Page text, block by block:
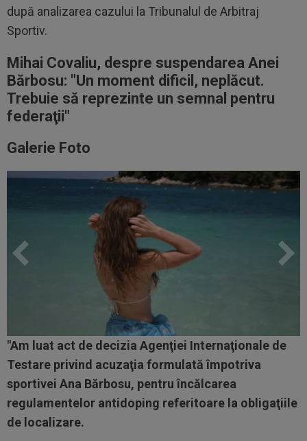
după analizarea cazului la Tribunalul de Arbitraj
Sportiv.
Mihai Covaliu, despre suspendarea Anei
Bărbosu: "Un moment dificil, neplăcut.
Trebuie să reprezinte un semnal pentru
federaţii"
Galerie Foto
"Am luat act de decizia Agenţiei Internaţionale de
Testare privind acuzaţia formulată împotriva
sportivei Ana Bărbosu, pentru încălcarea
regulamentelor antidoping referitoare la obligaţiile
de localizare.